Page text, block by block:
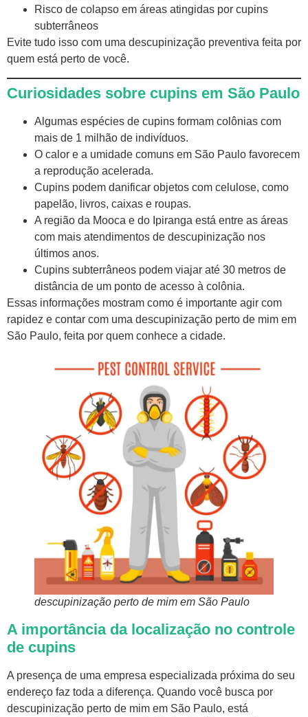
Risco de colapso em áreas atingidas por cupins
subterrâneos
Evite tudo isso com uma descupinização preventiva feita por
quem está perto de você.
Curiosidades sobre cupins em São Paulo
Algumas espécies de cupins formam colônias com
mais de 1 milhão de indivíduos.
O calor e a umidade comuns em São Paulo favorecem
a reprodução acelerada.
Cupins podem danificar objetos com celulose, como
papelão, livros, caixas e roupas.
A região da Mooca e do Ipiranga está entre as áreas
com mais atendimentos de descupinização nos
últimos anos.
Cupins subterrâneos podem viajar até 30 metros de
distância de um ponto de acesso à colônia.
Essas informações mostram como é importante agir com
rapidez e contar com uma descupinização perto de mim em
São Paulo, feita por quem conhece a cidade.
descupinização perto de mim em São Paulo
A importância da localização no controle
de cupins
A presença de uma empresa especializada próxima do seu
endereço faz toda a diferença. Quando você busca por
descupinização perto de mim em São Paulo, está